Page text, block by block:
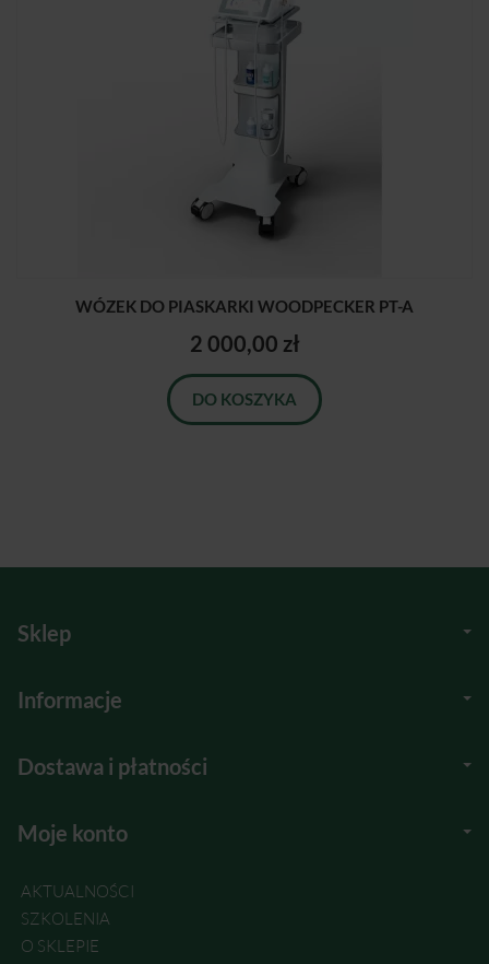
WÓZEK DO PIASKARKI WOODPECKER PT-A
2 000,00 zł
DO KOSZYKA
Sklep
Informacje
Dostawa i płatności
Moje konto
AKTUALNOŚCI
SZKOLENIA
O SKLEPIE